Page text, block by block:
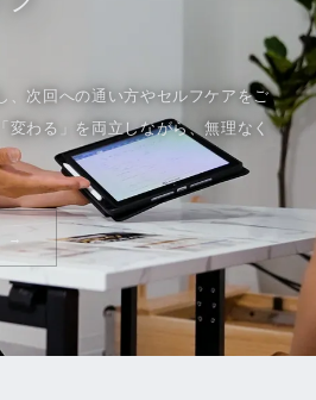
、次回への通い方やセルフケアをご
変わる」を両立しながら、無理なく